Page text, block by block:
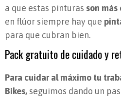
a que estas pinturas son más
en flúor siempre hay que
para que cubran bien.
Pack gratuito de cuidado y
Para cuidar al máximo tu
Bikes, seguimos dando un